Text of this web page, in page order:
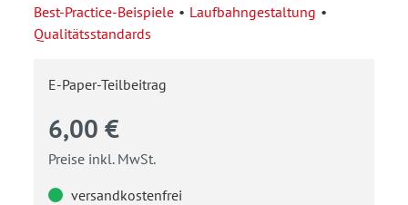
Best-Practice-Beispiele
Laufbahngestaltung
Qualitätsstandards
E-Paper-Teilbeitrag
6,00 €
Preise inkl. MwSt.
versandkostenfrei